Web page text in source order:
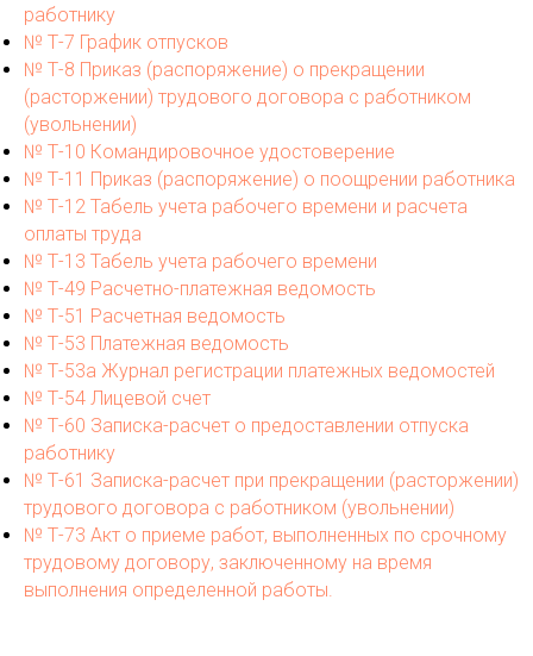
работнику
№ Т-7 График отпусков
№ Т-8 Приказ (распоряжение) о прекращении
(расторжении) трудового договора с работником
(увольнении)
№ Т-10 Командировочное удостоверение
№ Т-11 Приказ (распоряжение) о поощрении работника
№ Т-12 Табель учета рабочего времени и расчета
оплаты труда
№ Т-13 Табель учета рабочего времени
№ Т-49 Расчетно-платежная ведомость
№ Т-51 Расчетная ведомость
№ Т-53 Платежная ведомость
№ Т-53а Журнал регистрации платежных ведомостей
№ Т-54 Лицевой счет
№ Т-60 Записка-расчет о предоставлении отпуска
работнику
№ Т-61 Записка-расчет при прекращении (расторжении)
трудового договора с работником (увольнении)
№ Т-73 Акт о приеме работ, выполненных по срочному
трудовому договору, заключенному на время
выполнения определенной работы.